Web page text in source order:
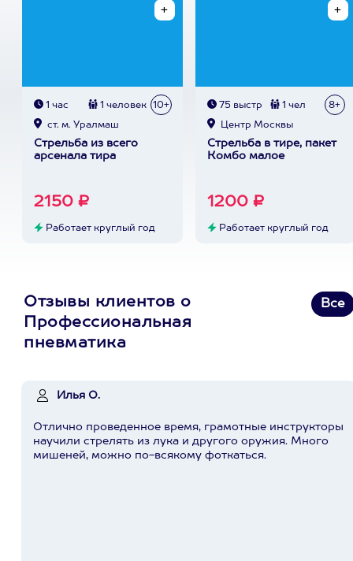
1 час 1 человек 10+
ст. м. Уралмаш
Стрельба из всего
арсенала тира
2150 ₽
Работает круглый год
75 выстр 1 чел 8+
Центр Москвы
Стрельба в тире, пакет
Комбо малое
1200 ₽
Работает круглый год
Отзывы клиентов о
Профессиональная
пневматика
Все
Илья О.
Отлично проведенное время, грамотные инструкторы
научили стрелять из лука и другого оружия. Много
мишеней, можно по-всякому фоткаться.